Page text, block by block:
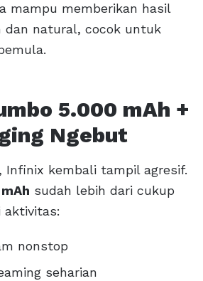
mampu memberikan hasil
dan natural, cocok untuk
5.000 mAh +
Ngebut
Infinix kembali tampil agresif.
sudah lebih dari cukup
aktivitas:
nonstop
seharian